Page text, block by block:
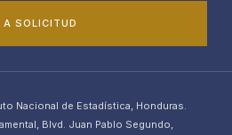
A SOLICITUD
Nacional de Estadística, Honduras.
Blvd. Juan Pablo Segundo,